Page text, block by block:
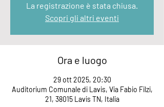
La registrazione è stata chiusa.
Scopri gli altri eventi
Ora e luogo
29 ott 2025, 20:30
Auditorium Comunale di Lavis, Via Fabio Filzi,
21, 38015 Lavis TN, Italia